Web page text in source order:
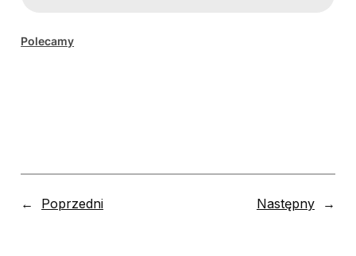
Polecamy
← Poprzedni Następny →